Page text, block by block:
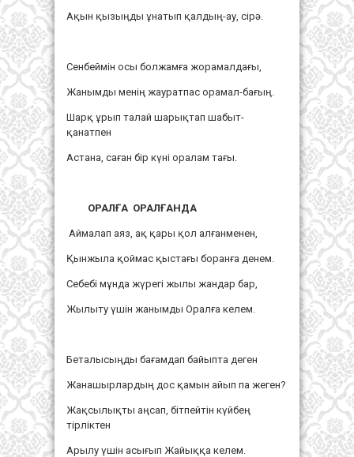
Ақын қызыңды ұнатып қалдың-ау, сірә.
Сенбеймін осы болжамға жорамалдағы,
Жанымды менің жауратпас орамал-бағың.
Шарқ ұрып талай шарықтап шабыт-
қанатпен
Астана, саған бір күні оралам тағы.
ОРАЛҒА ОРАЛҒАНДА
Аймалап аяз, ақ қары қол алғанменен,
Қынжыла қоймас қыстағы боранға денем.
Себебі мұнда жүрегі жылы жандар бар,
Жылыту үшін жанымды Оралға келем.
Беталысыңды бағамдап байыпта деген
Жанашырлардың дос қамын айып па жеген?
Жақсылықты аңсап, бітпейтін күйбең
тірліктен
Арылу үшін асығып Жайыққа келем.